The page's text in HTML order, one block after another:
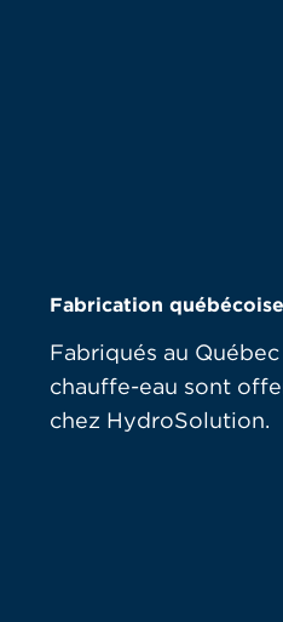
Fabrication québécoise
Fabriqués au
chauffe-eau sont
chez HydroSolution.